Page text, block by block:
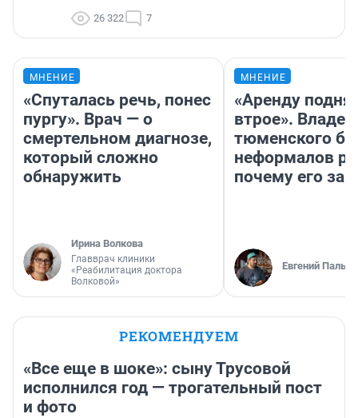
26 322 7
МНЕНИЕ
«Спуталась речь, понес
пургу». Врач — о
смертельном диагнозе,
который сложно
обнаружить
Ирина Волкова
Главврач клиники
«Реабилитация доктора
Волковой»
МНЕНИЕ
«Аренду
втрое».
тюменского
неформалов
почему его
Евгений
РЕКОМЕНДУЕМ
«Все еще в шоке»: сыну Трусовой
исполнился год — трогательный пост
и фото